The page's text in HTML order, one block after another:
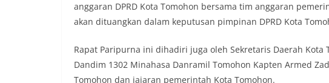
anggaran DPRD Kota Tomohon bersama tim anggaran
akan dituangkan dalam keputusan pimpinan DPRD Kota
Rapat Paripurna ini dihadiri juga oleh Sekretaris Daerah Kota
Dandim 1302 Minahasa Danramil Tomohon Kapten Armed
Tomohon dan jajaran pemerintah Kota Tomohon.